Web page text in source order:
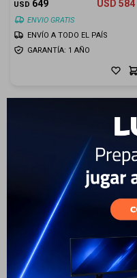
USD 649 USD 584
ENVIO GRATIS
GARANTÍA: 1 AÑO
ENVÍO A TODO EL PAÍS
Smart TV 85¨ QLED 4K, Q8F,
Vision AI, Smart TV (2025)